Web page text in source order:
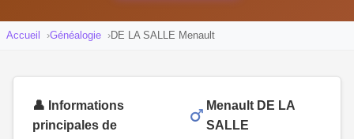
Accueil Généalogie DE LA SALLE Menault
👤 Informations
principales de
Menault DE LA
SALLE